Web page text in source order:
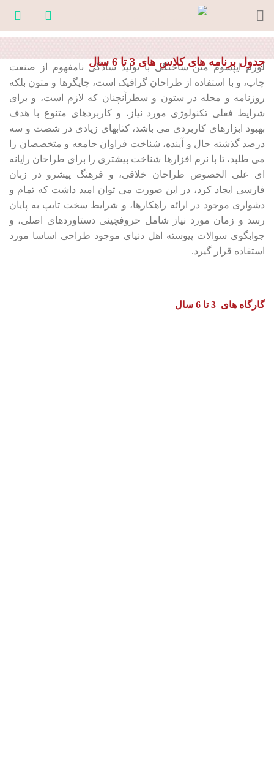
content
جدول برنامه های کلاس های 3 تا 6 سال
لورم ایپسوم متن ساختگی با تولید سادگی نامفهوم از صنعت
چاپ، و با استفاده از طراحان گرافیک است، چاپگرها و متون بلکه
روزنامه و مجله در ستون و سطرآنچنان که لازم است، و برای
شرایط فعلی تکنولوژی مورد نیاز، و کاربردهای متنوع با هدف
بهبود ابزارهای کاربردی می باشد، کتابهای زیادی در شصت و سه
درصد گذشته حال و آینده، شناخت فراوان جامعه و متخصصان را
می طلبد، تا با نرم افزارها شناخت بیشتری را برای طراحان رایانه
ای علی الخصوص طراحان خلاقی، و فرهنگ پیشرو در زبان
فارسی ایجاد کرد، در این صورت می توان امید داشت که تمام و
دشواری موجود در ارائه راهکارها، و شرایط سخت تایپ به پایان
رسد و زمان مورد نیاز شامل حروفچینی دستاوردهای اصلی، و
جوابگوی سوالات پیوسته اهل دنیای موجود طراحی اساسا مورد
استفاده قرار گیرد.
گارگاه های 3 تا 6 سال